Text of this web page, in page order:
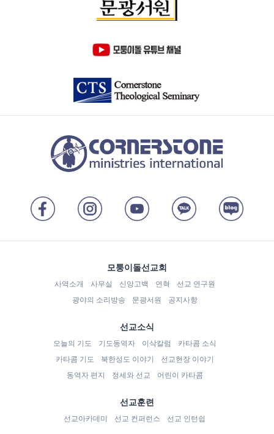
모퉁이돌선교회
사역소개 사무실 신앙고백 연혁
선교 연구원
광야의 소리방송
문광서원 공지사항
선교소식
오늘의 기도 기도동역자 이삭칼럼
카타콤 소식
카타콤 기도
북한성도 이야기
선교현장 이야기
동역자 편지
정세와 선교 어린이 카타콤
선교훈련
선교아카데미 선교 컨퍼런스 선교 인턴쉽